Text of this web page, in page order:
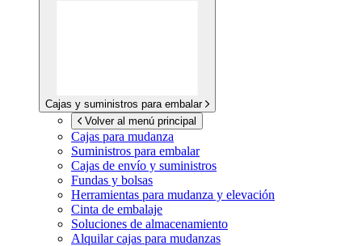
Cajas y suministros para embalar
Volver al menú principal
Cajas para mudanza
Suministros para embalar
Cajas de envío y suministros
Fundas y bolsas
Herramientas para mudanza y elevación
Cinta de embalaje
Soluciones de almacenamiento
Alquilar cajas para mudanzas